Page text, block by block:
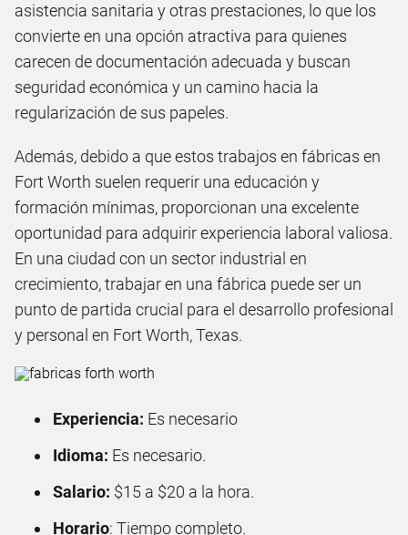
asistencia sanitaria y otras prestaciones, lo que los
convierte en una opción atractiva para quienes
carecen de documentación adecuada y buscan
seguridad económica y un camino hacia la
regularización de sus papeles.
Además, debido a que estos trabajos en fábricas en
Fort Worth suelen requerir una educación y
formación mínimas, proporcionan una excelente
oportunidad para adquirir experiencia laboral valiosa.
En una ciudad con un sector industrial en
crecimiento, trabajar en una fábrica puede ser un
punto de partida crucial para el desarrollo profesional
y personal en Fort Worth, Texas.
Experiencia: Es necesario
Idioma: Es necesario.
Salario: $15 a $20 a la hora.
Horario: Tiempo completo.